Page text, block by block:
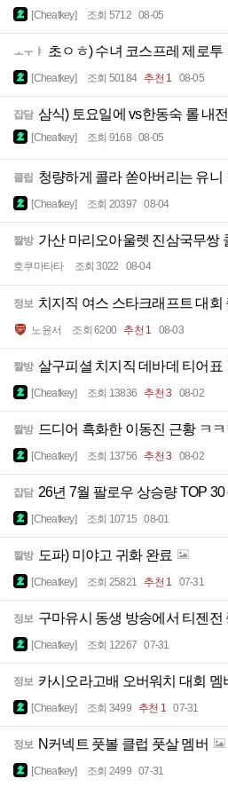
[Cheatkey] 조회 5712 08-05
ㅗㅜㅑ 초ㅇㅎ) 수녀 코스프레 제로투
[Cheatkey] 조회 50184 추천 1 08-05
잡담 삼식) 토요일에 vs한동숙 롤 내
[Cheatkey] 조회 9168 08-05
클립 청량하게 콜라 쏟아버리는 유니
[Cheatkey] 조회 20397 08-04
짤방 가산 마리오아울렛 진삼국무쌍
호쿠마타타 조회 3022 08-04
정보 치지직 여스 스타크래프트 대회
노윤서 조회 6200 추천 1 08-03
짤방 살구피셜 치지직 데바데 티어표
[Cheatkey] 조회 13836 추천 3 08-02
짤방 드디어 흑화한 이동진 근황 ㅋㅋ
[Cheatkey] 조회 13756 추천 3 08-02
잡담 26년 7월 팔로우 상승량 TOP 30
[Cheatkey] 조회 10715 08-01
짤방 도파) 미야고 귀화 완료
[Cheatkey] 조회 25821 추천 1 07-31
정보 구마유시 동생 방송에서 티젠전
[Cheatkey] 조회 12267 07-31
정보 카시오라고배 오버워치 대회 멤
[Cheatkey] 조회 3499 추천 1 07-31
정보 N커넥트 풋볼 클럽 풋살 멤버
[Cheatkey] 조회 2499 07-31